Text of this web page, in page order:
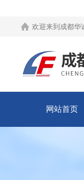
欢迎来到 成都华
网站首页